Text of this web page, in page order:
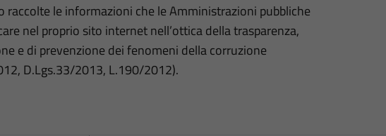
raccolte le informazioni che le Amministrazioni pubbliche
nel proprio sito internet nell’ottica della trasparenza,
e di prevenzione dei fenomeni della corruzione
D.Lgs.33/2013, L.190/2012).